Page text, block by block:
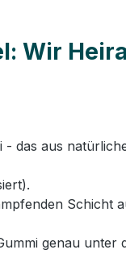
Wir
das aus
genau